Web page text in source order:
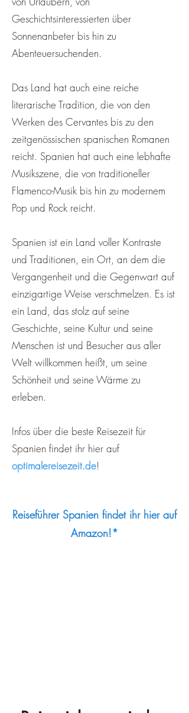
Geschichtsinteressierten über
Sonnenanbeter bis hin zu
Abenteuersuchenden.
Das Land hat auch eine reiche
literarische Tradition, die von den
Werken des Cervantes bis zu den
zeitgenössischen spanischen Romanen
reicht. Spanien hat auch eine lebhafte
Musikszene, die von traditioneller
Flamenco-Musik bis hin zu modernem
Pop und Rock reicht.
Spanien ist ein Land voller Kontraste
und Traditionen, ein Ort, an dem die
Vergangenheit und die Gegenwart auf
einzigartige Weise verschmelzen. Es ist
ein Land, das stolz auf seine
Geschichte, seine Kultur und seine
Menschen ist und Besucher aus aller
Welt willkommen heißt, um seine
Schönheit und seine Wärme zu
erleben.
Infos über die beste Reisezeit für
Spanien findet ihr hier auf
optimalereisezeit.de!
Reiseführer Spanien findet ihr hier auf
Amazon!*